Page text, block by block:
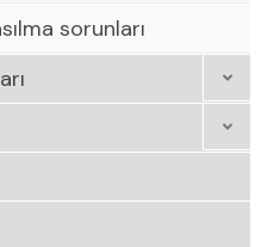
sorunları